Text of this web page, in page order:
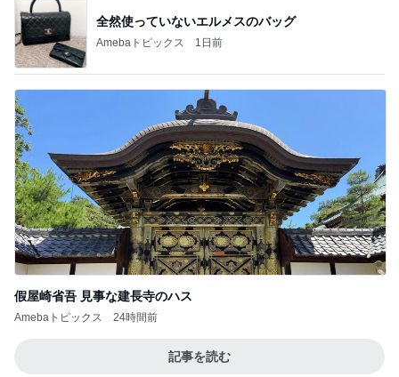
全然使っていないエルメスのバッグ
Amebaトピックス 1日前
假屋崎省吾 見事な建長寺のハス
Amebaトピックス 24時間前
記事を読む